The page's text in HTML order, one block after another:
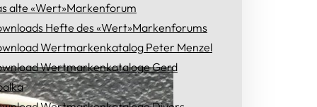
alte «Wert»Markenforum
Hefte des «Wert»Markenforums
Wertmarkenkatalog Peter Menzel
Wertmarkenkataloge Gerd